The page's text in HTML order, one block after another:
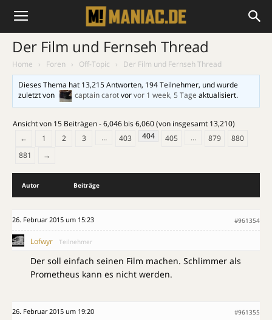
Der Film und Fernseh Thread
Home › Foren › Off-Topic ›
Der Film und Fernseh Thread
Dieses Thema hat 13,215 Antworten, 194 Teilnehmer, und wurde
zuletzt von
captain carotvorvor 1 week, 5 Tage aktualisiert.
Ansicht von 15 Beiträgen - 6,046 bis 6,060 (von insgesamt 13,210)
←
1 2 3 … 403 404 405 … 879
880
881
→
Autor Beiträge
26. Februar 2015 um 15:23 #961354
Lofwyr Teilnehmer
Der soll einfach seinen Film machen. Schlimmer als
Prometheus kann es nicht werden.
26. Februar 2015 um 19:20 #961355